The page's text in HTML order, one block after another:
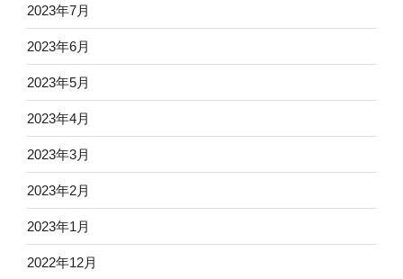
2023年7月
2023年6月
2023年5月
2023年4月
2023年3月
2023年2月
2023年1月
2022年12月